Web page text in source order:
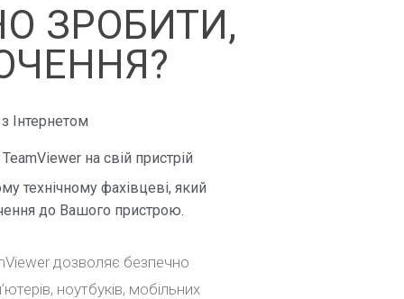
ЗРОБИТИ,
Інтернетом
на свій пристрій
технічному фахівцеві, який
до Вашого пристрою.
дозволяє безпечно
ноутбуків, мобільних